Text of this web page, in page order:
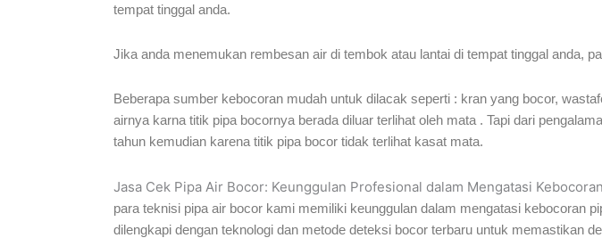
tempat tinggal anda.
Jika anda menemukan rembesan air di tembok atau lantai di tempat tinggal anda,
Beberapa sumber kebocoran mudah untuk dilacak seperti : kran yang bocor,
airnya karna titik pipa bocornya berada diluar terlihat oleh mata . Tapi dari
tahun kemudian karena titik pipa bocor tidak terlihat kasat mata.
Jasa Cek Pipa Air Bocor: Keunggulan Profesional dalam Mengatasi
para teknisi pipa air bocor kami memiliki keunggulan dalam mengatasi kebocoran
dilengkapi dengan teknologi dan metode deteksi bocor terbaru untuk memastikan